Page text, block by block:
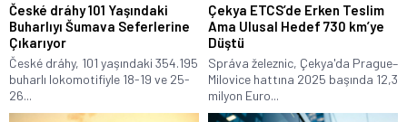
České dráhy 101 Yaşındaki
Buharlıyı Šumava Seferlerine
Çıkarıyor
České dráhy, 101 yaşındaki 354.195
buharlı lokomotifiyle 18-19 ve 25-
26...
Çekya ETCS’de Erken Teslim
Ama Ulusal Hedef 730 km’ye
Düştü
Správa železnic, Çekya'da Prague–
Milovice hattına 2025 başında 12,3
milyon Euro...